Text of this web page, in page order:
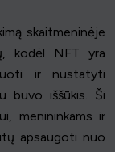
skaitmeninėje
kodėl NFT yra
ir nustatyti
buvo iššūkis. Ši
menininkams ir
apsaugoti nuo